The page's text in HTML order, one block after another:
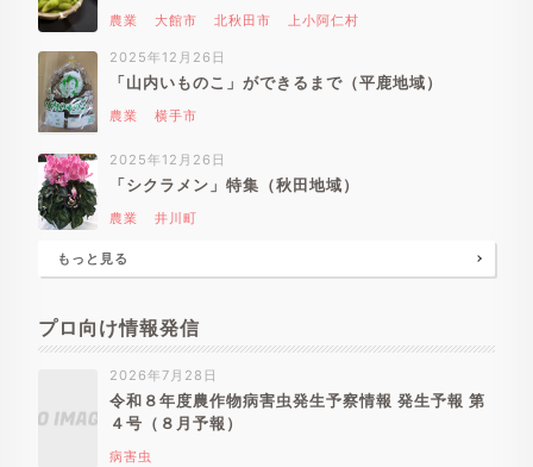
農業 大館市 北秋田市 上小阿仁村
2025年12月26日
「山内いものこ」ができるまで（平鹿地域）
農業 横手市
2025年12月26日
「シクラメン」特集（秋田地域）
農業 井川町
もっと見る
プロ向け情報発信
2026年7月28日
令和８年度農作物病害虫発生予察情報 発生予報 第
４号（８月予報）
病害虫